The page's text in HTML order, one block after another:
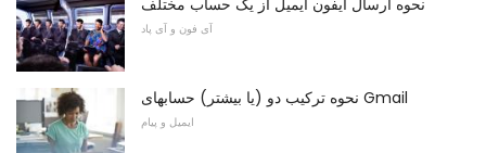
آی فون و آی پاد
نحوه ترکیب دو (یا بیشتر) حسابهای Gmail
ایمیل و پیام